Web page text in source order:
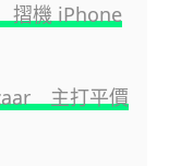
摺機 iPhone
主打平價